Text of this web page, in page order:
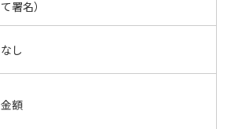
て署名）
なし
金額